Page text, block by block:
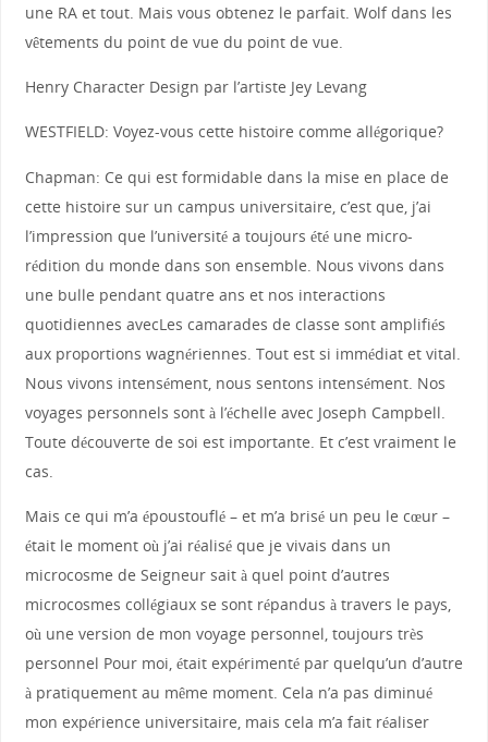
une RA et tout. Mais vous obtenez le parfait. Wolf dans les
vêtements du point de vue du point de vue.
Henry Character Design par l’artiste Jey Levang
WESTFIELD: Voyez-vous cette histoire comme allégorique?
Chapman: Ce qui est formidable dans la mise en place de
cette histoire sur un campus universitaire, c’est que, j’ai
l’impression que l’université a toujours été une micro-
rédition du monde dans son ensemble. Nous vivons dans
une bulle pendant quatre ans et nos interactions
quotidiennes avecLes camarades de classe sont amplifiés
aux proportions wagnériennes. Tout est si immédiat et vital.
Nous vivons intensément, nous sentons intensément. Nos
voyages personnels sont à l’échelle avec Joseph Campbell.
Toute découverte de soi est importante. Et c’est vraiment le
cas.
Mais ce qui m’a époustouflé – et m’a brisé un peu le cœur –
était le moment où j’ai réalisé que je vivais dans un
microcosme de Seigneur sait à quel point d’autres
microcosmes collégiaux se sont répandus à travers le pays,
où une version de mon voyage personnel, toujours très
personnel Pour moi, était expérimenté par quelqu’un d’autre
à pratiquement au même moment. Cela n’a pas diminué
mon expérience universitaire, mais cela m’a fait réaliser